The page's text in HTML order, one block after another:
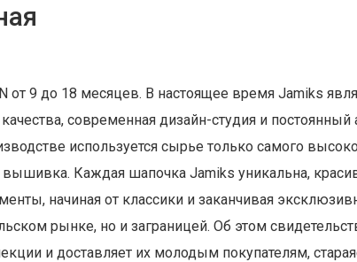
от 9 до 18 месяцев. В настоящее время Jamiks
современная дизайн-студия и постоянный
используется сырье только самого
Каждая шапочка Jamiks уникальна,
начиная от классики и заканчивая
рынке, но и заграницей. Об этом
и доставляет их молодым покупателям,